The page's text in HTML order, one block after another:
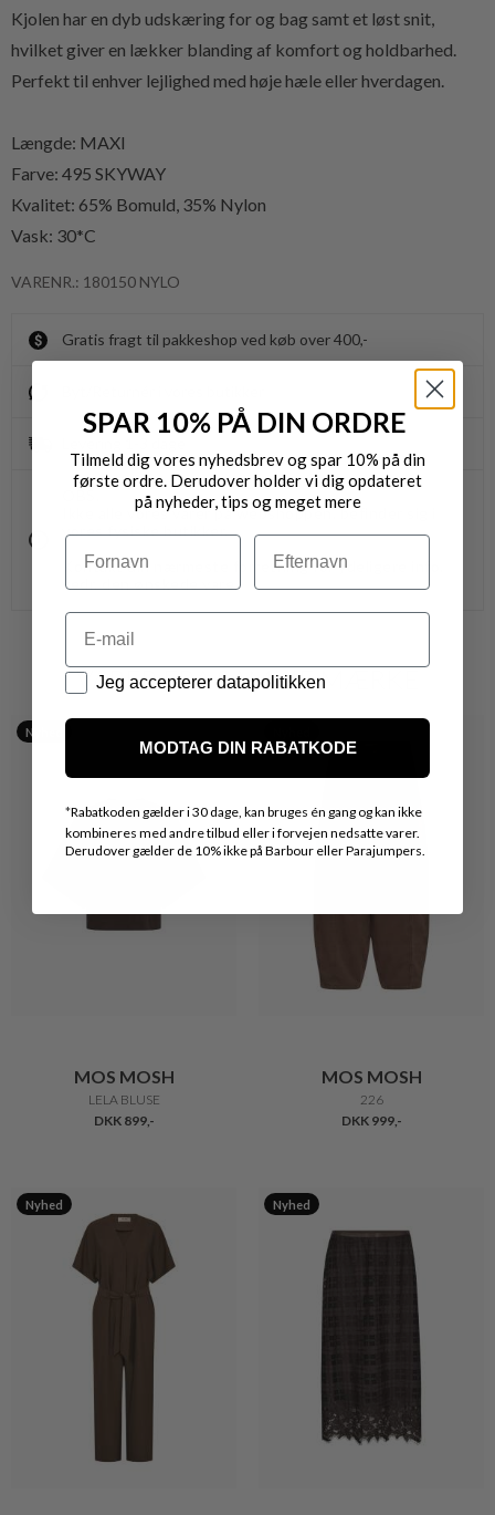
Kjolen har en dyb udskæring for og bag samt et løst snit,
hvilket giver en lækker blanding af komfort og holdbarhed.
Perfekt til enhver lejlighed med høje hæle eller hverdagen.
Længde: MAXI
Farve: 495 SKYWAY
Kvalitet: 65% Bomuld, 35% Nylon
Vask: 30*C
VARENR.: 180150 NYLO
Gratis fragt til pakkeshop ved køb over 400,-
Ikke alle vores varer på webshoppen, befinder sig i
vores fysiske butikker.
Kontakt din nærmeste forretning for ydeligere info.
vedr. den ønskede vare.
VARER FRA SAMME MÆRKE
Nyhed
MOS MOSH
LELA BLUSE
DKK 899,-
MOS MOSH
226
DKK 999,-
Nyhed Nyhed
SPAR 10% PÅ DIN ORDRE
Tilmeld dig vores nyhedsbrev og spar 10% på din
første ordre. Derudover holder vi dig opdateret
på nyheder, tips og meget mere
Navn Efternavn
Email
Datapolitik
Jeg accepterer datapolitikken
MODTAG DIN RABATKODE
*Rabatkoden gælder i 30 dage, kan bruges én gang og kan ikke
kombineres med andre tilbud eller i forvejen nedsatte varer.
Derudover gælder de 10% ikke på Barbour eller Parajumpers.